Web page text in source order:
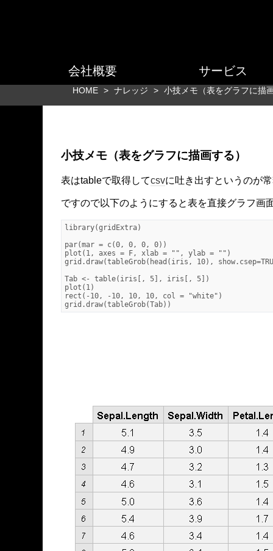
会社概要 サービス
HOME > ナレッジ > 小技メモ（表をグラフに描
小技メモ（表をグラフに描画する）
表はtableで取得してcsvに吐き出すというのが
ですので以下のようにすると表を直接グラフ画
library(gridExtra)
par(mar = c(0, 0, 0, 0))
plot(1, axes = F, xlab = "", ylab = "")
grid.draw(tableGrob(head(iris, 10),
Tab <- table(iris[, 5], iris[, 5])
plot(1)
rect(-10, -10, 10, 10, col = "white")